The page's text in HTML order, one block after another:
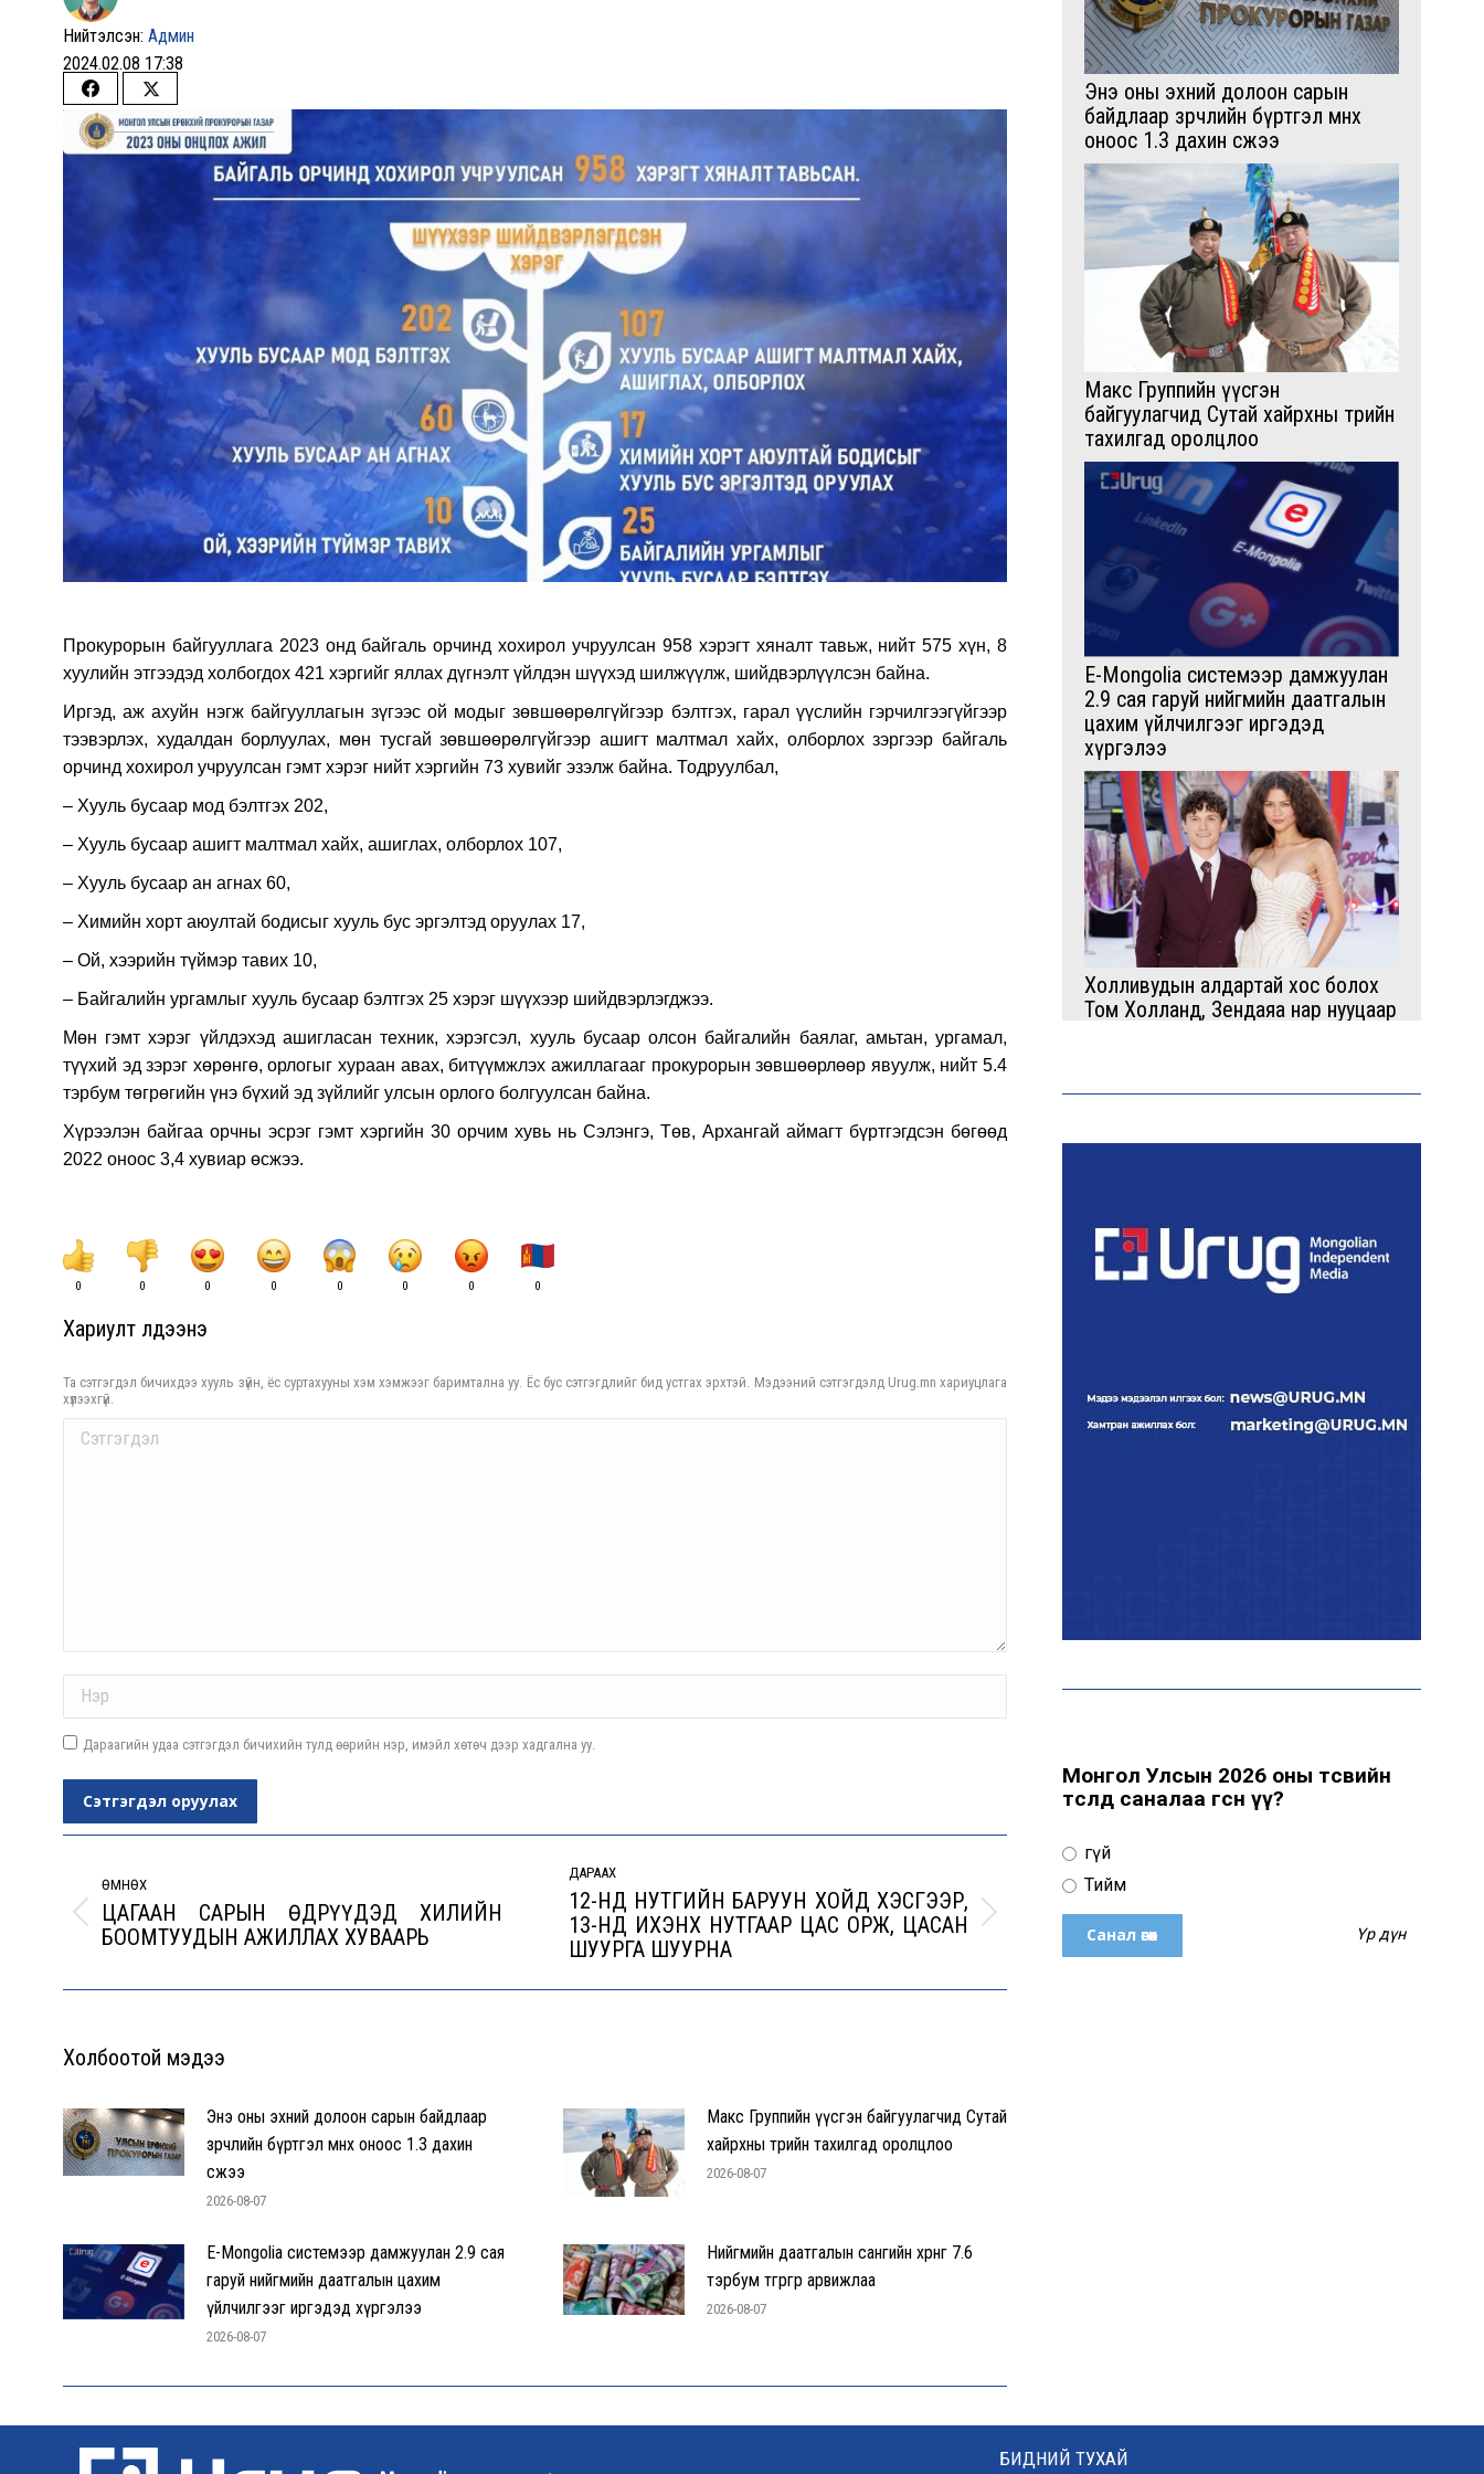
Нийтэлсэн: Админ
2024.02.08 17:38
Share
on
Share
on
Twitter
Прокурорын байгууллага 2023 онд байгаль орчинд хохирол учруулсан 958 хэрэгт хяналт тавьж, нийт 575 хүн, 8
хуулийн этгээдэд холбогдох 421 хэргийг яллах дүгнэлт үйлдэн шүүхэд шилжүүлж, шийдвэрлүүлсэн байна.
Иргэд, аж ахуйн нэгж байгууллагын зүгээс ой модыг зөвшөөрөлгүйгээр бэлтгэх, гарал үүслийн гэрчилгээгүйгээр
тээвэрлэх, худалдан борлуулах, мөн тусгай зөвшөөрөлгүйгээр ашигт малтмал хайх, олборлох зэргээр байгаль
орчинд хохирол учруулсан гэмт хэрэг нийт хэргийн 73 хувийг эзэлж байна. Тодруулбал,
– Хууль бусаар мод бэлтгэх 202,
– Хууль бусаар ашигт малтмал хайх, ашиглах, олборлох 107,
– Хууль бусаар ан агнах 60,
– Химийн хорт аюултай бодисыг хууль бус эргэлтэд оруулах 17,
– Ой, хээрийн түймэр тавих 10,
– Байгалийн ургамлыг хууль бусаар бэлтгэх 25 хэрэг шүүхээр шийдвэрлэгджээ.
Мөн гэмт хэрэг үйлдэхэд ашигласан техник, хэрэгсэл, хууль бусаар олсон байгалийн баялаг, амьтан, ургамал,
түүхий эд зэрэг хөрөнгө, орлогыг хураан авах, битүүмжлэх ажиллагааг прокурорын зөвшөөрлөөр явуулж, нийт 5.4
тэрбум төгрөгийн үнэ бүхий эд зүйлийг улсын орлого болгуулсан байна.
Хүрээлэн байгаа орчны эсрэг гэмт хэргийн 30 орчим хувь нь Сэлэнгэ, Төв, Архангай аймагт бүртгэгдсэн бөгөөд
2022 оноос 3,4 хувиар өсжээ.
0 0 0 0 0 0 0 0
Хариулт үлдээнэ үү
Та сэтгэгдэл бичихдээ хууль зүйн, ёс суртахууны хэм хэмжээг баримтална уу. Ёс бус сэтгэгдлийг бид устгах эрхтэй. Мэдээний сэтгэгдэлд Urug.mn хариуцлага
хүлээхгүй.
Comment
Дараагийн удаа сэтгэгдэл бичихийн тулд өөрийн нэр, имэйл хөтөч дээр хадгална уу.
Сэтгэгдэл оруулах
navigation
ӨМНӨХ
Previous
ЦАГААН САРЫН ӨДРҮҮДЭД ХИЛИЙН
БООМТУУДЫН АЖИЛЛАХ ХУВААРЬ
ДАРААХ
Next
post:
12-НД НУТГИЙН БАРУУН ХОЙД ХЭСГЭЭР,
13-НД ИХЭНХ НУТГААР ЦАС ОРЖ, ЦАСАН
ШУУРГА ШУУРНА
Холбоотой мэдээ
Энэ оны эхний долоон сарын байдлаар
зөрчлийн бүртгэл өмнөх оноос 1.3 дахин
өсжээ
2026-08-07
Макс Группийн үүсгэн байгуулагчид Сутай
хайрхны төрийн тахилгад оролцлоо
2026-08-07
E-Mongolia системээр дамжуулан 2.9 сая
гаруй нийгмийн даатгалын цахим
үйлчилгээг иргэдэд хүргэлээ
2026-08-07
Нийгмийн даатгалын сангийн хөрөнгө 7.6
тэрбум төгрөгөөр арвижлаа
2026-08-07
Энэ оны эхний долоон сарын
байдлаар зөрчлийн бүртгэл өмнөх
оноос 1.3 дахин өсжээ
Макс Группийн үүсгэн
байгуулагчид Сутай хайрхны төрийн
тахилгад оролцлоо
E-Mongolia системээр дамжуулан
2.9 сая гаруй нийгмийн даатгалын
цахим үйлчилгээг иргэдэд
хүргэлээ
Холливудын алдартай хос болох
Том Холланд, Зендаяа нар нууцаар
Монголбанк 7 дугаар сард 1,439.2
гаруй км зайд байрлах Wildberries-
н агуулахад цохилт үзүүлжээ
Монгол Улсын 2026 оны төсвийн
төсөлд саналаа өгсөн үү?
Үгүй
Тийм
Үр дүн
БИДНИЙ ТУХАЙ